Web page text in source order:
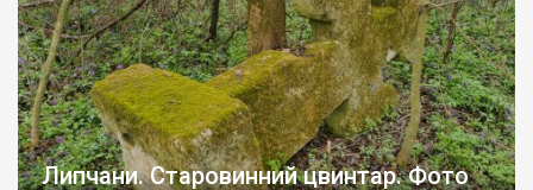
Липчани. Старовинний цвинтар. Фото